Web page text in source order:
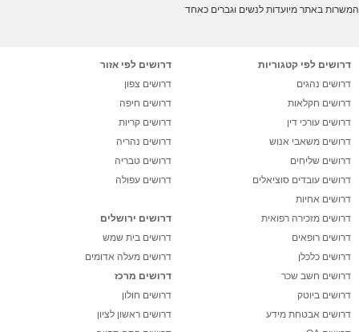
המשרות באתר מיועדות לנשים וגברים כאחד
דרושים לפי קטגוריות
דרושים נהגים
דרושים חקלאות
דרושים עורכי דין
דרושים משאבי אנוש
דרושים שליחים
דרושים עובדים סוציאלים
דרושים אחיות
דרושים מזכירה רפואית
דרושים רופאים
דרושים כלכלן
דרושים חשב שכר
דרושים ביוטק
דרושים אבטחת מידע
דרושים לפי אזור
דרושים צפון
דרושים חיפה
דרושים קריות
דרושים נהריה
דרושים טבריה
דרושים עפולה
דרושים ירושלים
דרושים בית שמש
דרושים מעלה אדומים
דרושים מרכז
דרושים חולון
דרושים ראשון לציון